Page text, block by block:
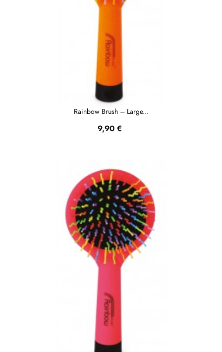
Rainbow Brush – Large...
Prezzo
9,90 €